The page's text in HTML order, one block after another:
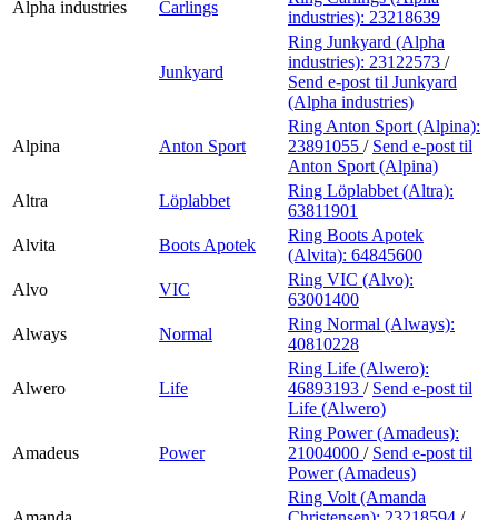
Alpha industries
Carlings
industries): 23218639
Junkyard
Ring Junkyard (Alpha
industries): 23122573 /
Send e-post til Junkyard
(Alpha industries)
Alpina Anton Sport
Ring Anton Sport (Alpina):
23891055 / Send e-post til
Anton Sport (Alpina)
Altra
Löplabbet
Ring Löplabbet (Altra):
63811901
Alvita
Boots Apotek
Ring Boots Apotek
(Alvita): 64845600
Alvo
VIC
Ring VIC (Alvo):
63001400
Always
Normal
Ring Normal (Always):
40810228
Alwero Life
Ring Life (Alwero):
46893193 / Send e-post til
Life (Alwero)
Amadeus Power
Ring Power (Amadeus):
21004000 / Send e-post til
Power (Amadeus)
Ring Volt (Amanda